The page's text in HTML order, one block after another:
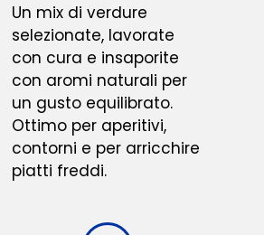
Un mix di verdure
selezionate, lavorate
con cura e insaporite
con aromi naturali per
un gusto equilibrato.
Ottimo per aperitivi,
contorni e per arricchire
piatti freddi.